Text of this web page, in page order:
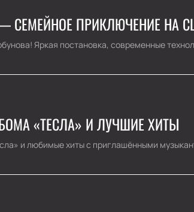
СЕМЕЙНОЕ ПРИКЛЮЧЕНИЕ НА
Яркая постановка, современные
«ТЕСЛА» И ЛУЧШИЕ ХИТЫ
и любимые хиты с приглашёнными